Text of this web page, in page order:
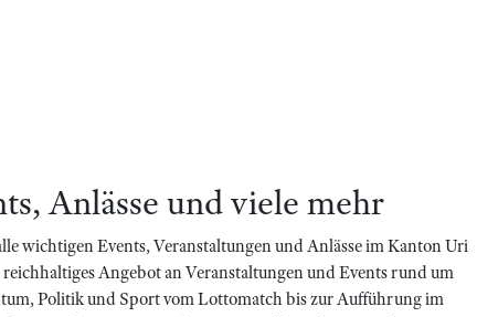
Anlässe und viele mehr
wichtigen Events, Veranstaltungen und Anlässe im Kanton Uri
Angebot an Veranstaltungen und Events rund um
Politik und Sport vom Lottomatch bis zur Aufführung im